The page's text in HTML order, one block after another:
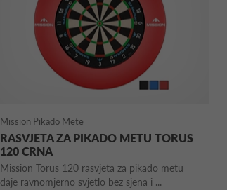
Mission Pikado Mete
RASVJETA ZA PIKADO METU TORUS
120 CRNA
Mission Torus 120 rasvjeta za pikado metu
daje ravnomjerno svjetlo bez sjena i ...